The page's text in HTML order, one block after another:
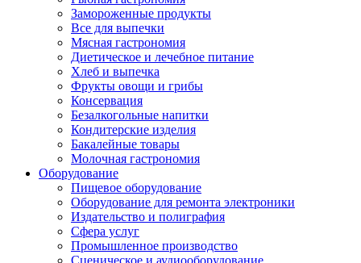
Замороженные продукты
Все для выпечки
Мясная гастрономия
Диетическое и лечебное питание
Хлеб и выпечка
Фрукты овощи и грибы
Консервация
Безалкогольные напитки
Кондитерские изделия
Бакалейные товары
Молочная гастрономия
Оборудование
Пищевое оборудование
Оборудование для ремонта электроники
Издательство и полиграфия
Сфера услуг
Промышленное производство
Сценическое и аудиооборудование